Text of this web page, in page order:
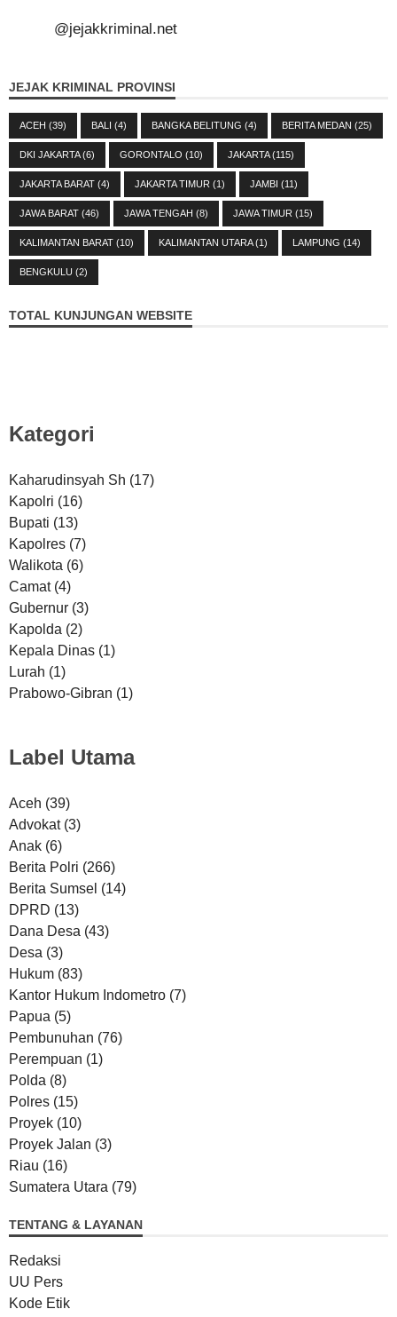
@jejakkriminal.net
JEJAK KRIMINAL PROVINSI
ACEH (39) BALI (4) BANGKA BELITUNG (4) BERITA MEDAN (25)
DKI JAKARTA(6) GORONTALO (10) JAKARTA(115)
JAKARTA BARAT (4) JAKARTA TIMUR (1) JAMBI (11)
JAWA BARAT (46) JAWA TENGAH (8) JAWA TIMUR (15)
KALIMANTAN BARAT (10) KALIMANTAN UTARA(1) LAMPUNG (14)
BENGKULU (2)
TOTAL KUNJUNGAN WEBSITE
Kategori
Kaharudinsyah Sh (17)
Kapolri (16)
Bupati (13)
Kapolres (7)
Walikota (6)
Camat (4)
Gubernur (3)
Kapolda (2)
Kepala Dinas (1)
Lurah (1)
Prabowo-Gibran (1)
Label Utama
Aceh (39)
Advokat (3)
Anak (6)
Berita Polri (266)
Berita Sumsel (14)
DPRD (13)
Dana Desa (43)
Desa (3)
Hukum (83)
Kantor Hukum Indometro (7)
Papua (5)
Pembunuhan (76)
Perempuan (1)
Polda (8)
Polres (15)
Proyek (10)
Proyek Jalan (3)
Riau (16)
Sumatera Utara (79)
TENTANG & LAYANAN
Redaksi
UU Pers
Kode Etik